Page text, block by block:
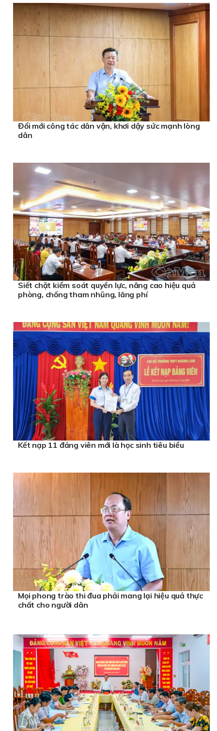
Đổi mới công tác dân vận, khơi dậy sức mạnh lòng
dân
Siết chặt kiểm soát quyền lực, nâng cao hiệu quả
phòng, chống tham nhũng, lãng phí
Kết nạp 11 đảng viên mới là học sinh tiêu biểu
Mọi phong trào thi đua phải mang lại hiệu quả thực
chất cho người dân